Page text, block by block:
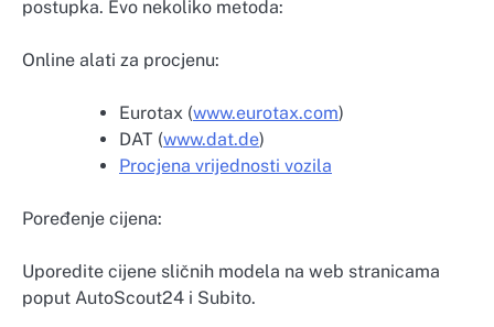
postupka. Evo nekoliko metoda:
Online alati za procjenu:
Eurotax (www.eurotax.com)
DAT (www.dat.de)
Procjena vrijednosti vozila
Poređenje cijena:
Uporedite cijene sličnih modela na web stranicama
poput AutoScout24 i Subito.